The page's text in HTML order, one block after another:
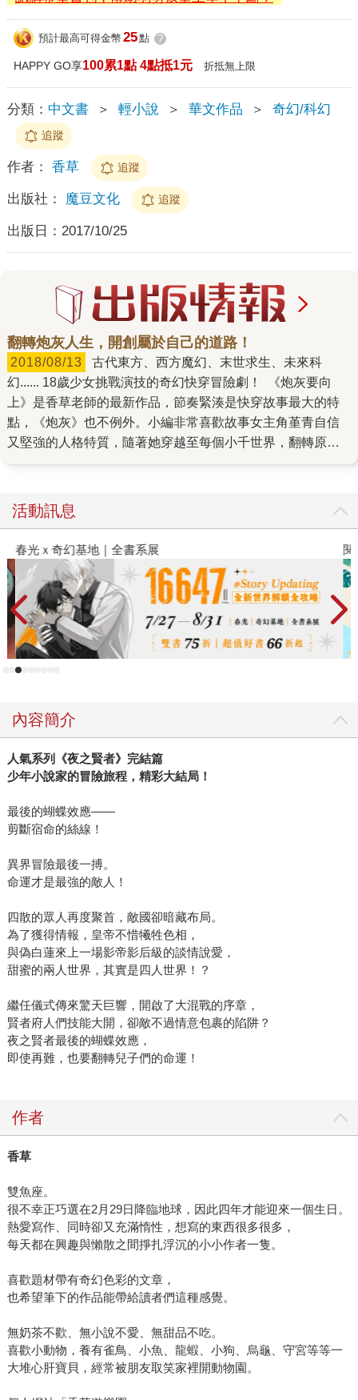
預計最高可得金幣 25點 ?
HAPPY GO享100累1點 4點抵1元 折抵無上限
分類： 中文書 ＞ 輕小說 ＞ 華文作品 ＞ 奇幻/科幻
追蹤
作者： 香草 追蹤
出版社： 魔豆文化 追蹤
出版日： 2017/10/25
翻轉炮灰人生，開創屬於自己的道路！
2018/08/13
幻...... 18歲少女挑戰演技的奇幻快穿冒險劇！ 《炮灰要向
上》是香草老師的最新作品，節奏緊湊是快穿故事最大的特
點，《炮灰》也不例外。小編非常喜歡故事女主角堇青自信
又堅強的人格特質，隨著她穿越至每個小千世界，翻轉原主
的創作可都不是簡單的事情，且看香草老師細談《炮灰要向
上》的創作想法。 Q1：《炮灰要向上》是一個怎樣的故事
呢？故事的靈感與發想從何而來？創作過程中遇到的最大挑
戰是？ 《炮灰要向上》是一個主角穿越成故事中的炮灰，自
強自立的故事。 我覺得命運並不是一成不變的，讓原本應成
為失敗者的人做出不同的選擇與改變，也許便能夠迎向美好
的將來。因此便想寫一個明明有著註定悲慘的未來，可是換
了一種生活方式後終能逆襲的故事。 創作的最大挑戰，是設
定快穿文中每個世界的背景。受字數所限對故事背景的形容
妳心目中的理想型呢？而在眾美男之中，誰會是妳男友的第
一選擇？ 單以性格而論，我最喜歡的是《炮灰要向上》的堇
青。該決絕時決絕，可是卻也有著溫柔的一面。性格堅強獨
立，很希望自己也能成為一個這樣的女強人。 男友的話我會
選《傭兵公主》中的多提亞，溫柔又紳士的男生很吸引人，
青梅竹馬的屬性也加了不少分數。 Q3：老師家有著「動物
大是烏龜「ET」，養了牠有二十年了，牠每天都在書桌監視
我工作。白色小狗瑪爾濟斯的「Milk」看起來很可愛，但其實
「白豬」，牠的體型最小可破壞力卻最驚人，曾碎掉家裡無
數的紙盒與木櫃XD 不久以後還會接收一隻蜜袋鼯，是個可
愛的小女生呢！非常期待這位新家人的到來。 Q4：炎炎夏日
讀者們「清涼」一夏呢？ 記得小時候看過亦舒老師的一篇短
篇故事《牆》，對當時幼小的我留下深刻的印象。看完以後
會擔心家裡的牆也許在某天會說話，最後還把我取而代之。
大家有興趣的話可以看看喔！ 當然，還要推薦我的靈異作品
老師跨海來台，即將舉行新書簽名會喔~~ 更多詳情隨時在
搶先看以利獲得第一手消息！ ■ 台北場 香草X天藍《炮灰要
向上vol.1》新書聯合簽名會 2018年8月18日(六) 12:30-14:00
世貿一館 A舞台
活動訊息
春光ｘ奇幻基地｜全書系展 閱
內容簡介
人氣系列《夜之賢者》完結篇
少年小說家的冒險旅程，精彩大結局！
最後的蝴蝶效應——
剪斷宿命的絲線！
異界冒險最後一搏。
命運才是最強的敵人！
四散的眾人再度聚首，敵國卻暗藏布局。
為了獲得情報，皇帝不惜犧牲色相，
與偽白蓮來上一場影帝影后級的談情說愛，
甜蜜的兩人世界，其實是四人世界！？
繼任儀式傳來驚天巨響，開啟了大混戰的序章，
賢者府人們技能大開，卻敵不過情意包裹的陷阱？
夜之賢者最後的蝴蝶效應，
即使再難，也要翻轉兒子們的命運！
作者
香草
雙魚座。
很不幸正巧選在2月29日降臨地球，因此四年才能迎來一個生日。
熱愛寫作、同時卻又充滿惰性，想寫的東西很多很多，
每天都在興趣與懶散之間掙扎浮沉的小小作者一隻。
喜歡題材帶有奇幻色彩的文章，
也希望筆下的作品能帶給讀者們這種感覺。
無奶茶不歡、無小說不愛、無甜品不吃。
喜歡小動物，養有雀鳥、小魚、龍蝦、小狗、烏龜、守宮等等一
大堆心肝寶貝，經常被朋友取笑家裡開動物園。